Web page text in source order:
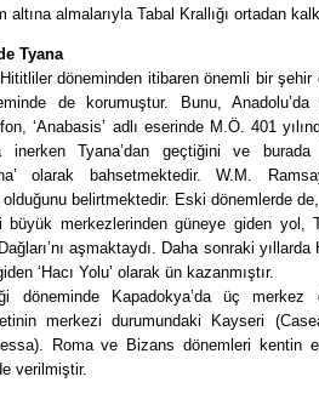
almalarıyla Tabal Krallığı ortadan
Tyana
döneminden itibaren önemli bir
de korumuştur. Bunu, Anadolu’da
‘Anabasis’ adlı eserinde M.Ö. 401
inerken Tyana’dan geçtiğini ve burada
olarak bahsetmektedir. W.M.
belirtmektedir. Eski dönemlerde
büyük merkezlerinden güneye giden yol,
aşmaktaydı. Daha sonraki yıllarda
‘Hacı Yolu’ olarak ün kazanmıştır.
döneminde Kapadokya’da üç merkez
merkezi durumundaki Kayseri
Roma ve Bizans dönemleri kentin
verilmiştir.